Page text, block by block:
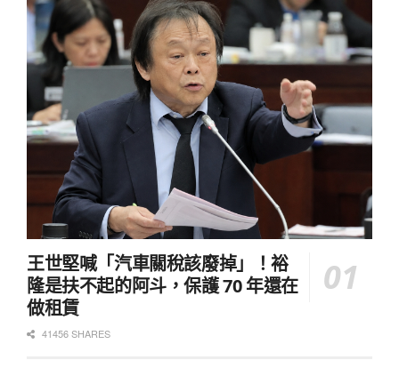
王世堅喊「汽車關稅該廢掉」！裕
隆是扶不起的阿斗，保護 70 年還在
做租賃
41456 SHARES